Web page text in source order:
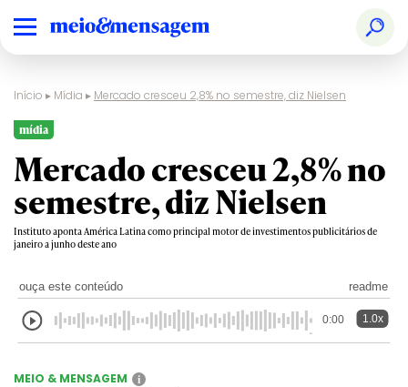
Início ▸ Mídia ▸ Mercado cresceu 2,8% no semestre, diz Nielsen
mídia
Mercado cresceu 2,8% no
semestre, diz Nielsen
Instituto aponta América Latina como principal motor de investimentos publicitários de
janeiro a junho deste ano
ouça este conteúdo readme
0:00 1.0x
MEIO & MENSAGEM i